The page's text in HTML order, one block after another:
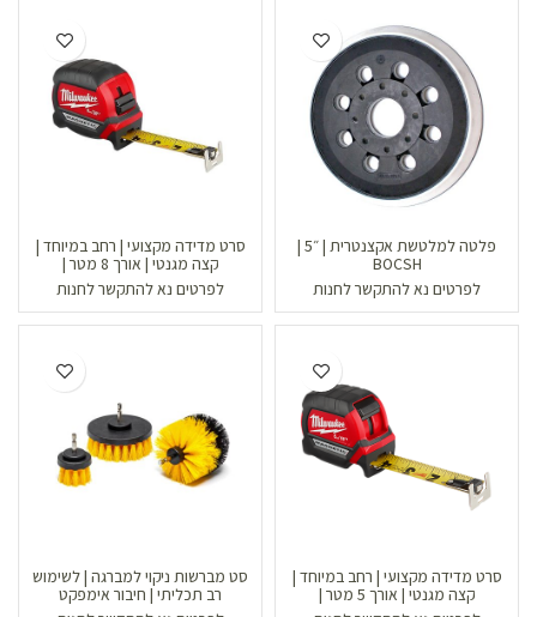
פלטה למלטשת אקצנטרית | ״5 |
BOCSH
לפרטים נא להתקשר לחנות
סרט מדידה מקצועי | רחב במיוחד |
קצה מגנטי | אורך 8 מטר |
Milwaukee
לפרטים נא להתקשר לחנות
סרט מדידה מקצועי | רחב במיוחד |
קצה מגנטי | אורך 5 מטר |
Milwaukee
סט מברשות ניקוי למברגה | לשימוש
רב תכליתי | חיבור אימפקט